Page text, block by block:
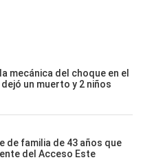
mecánica del choque en el
un muerto y 2 niños
de familia de 43 años que
del Acceso Este